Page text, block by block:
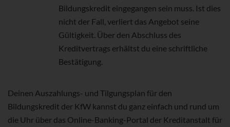
Bildungskredit eingegangen sein muss. Ist dies
nicht der Fall, verliert das Angebot seine
Gültigkeit. Über den Abschluss des
Kreditvertrags erhältst du eine schriftliche
Bestätigung.
Deinen Auszahlungs- und Tilgungsplan für den
Bildungskredit der KfW kannst du ganz einfach und rund um
die Uhr über das Online-Banking-Portal der Kreditanstalt für